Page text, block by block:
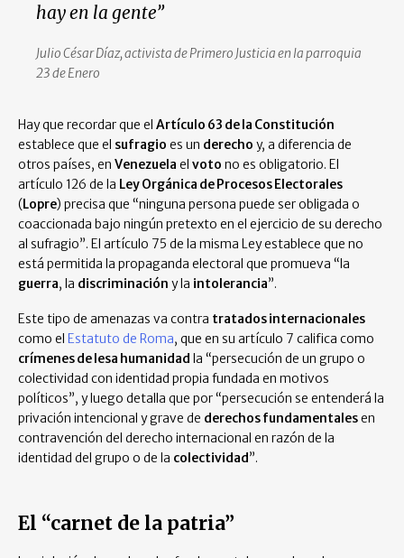
hay en la gente”
Julio César Díaz, activista de Primero Justicia en la parroquia
23 de Enero
Hay que recordar que el Artículo 63 de la Constitución
establece que el sufragio es un derecho y, a diferencia de
otros países, en Venezuela el voto no es obligatorio. El
artículo 126 de la Ley Orgánica de Procesos Electorales
(Lopre) precisa que “ninguna persona puede ser obligada o
coaccionada bajo ningún pretexto en el ejercicio de su derecho
al sufragio”. El artículo 75 de la misma Ley establece que no
está permitida la propaganda electoral que promueva “la
guerra, la discriminación y la intolerancia”.
Este tipo de amenazas va contra tratados internacionales
como el Estatuto de Roma, que en su artículo 7 califica como
crímenes de lesa humanidad la “persecución de un grupo o
colectividad con identidad propia fundada en motivos
políticos”, y luego detalla que por “persecución se entenderá la
privación intencional y grave de derechos fundamentalesen
contravención del derecho internacional en razón de la
identidad del grupo o de la colectividad”.
El “carnet de la patria”